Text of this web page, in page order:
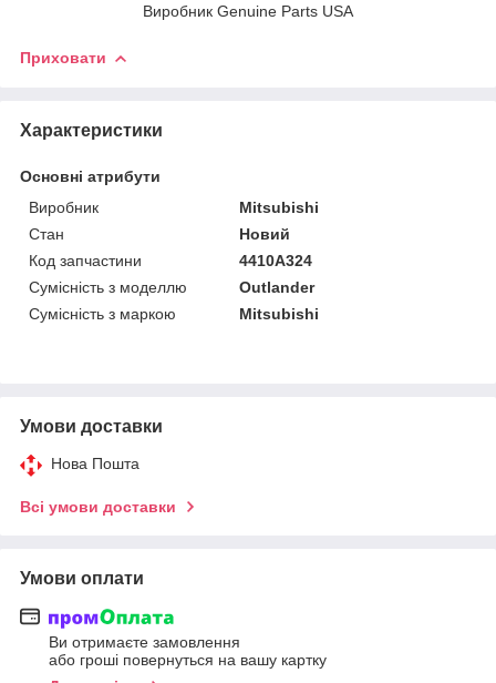
Виробник Genuine Parts USA
Приховати
Характеристики
Основні атрибути
Виробник
Mitsubishi
Стан
Новий
Код запчастини
4410A324
Сумісність з моделлю
Outlander
Сумісність з маркою
Mitsubishi
Умови доставки
Нова Пошта
Всі умови доставки
Умови оплати
Ви отримаєте замовлення
або гроші повернуться на вашу картку